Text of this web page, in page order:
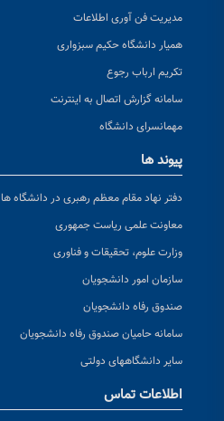
مدیریت فن آوری اطلاعات
همیار دانشگاه حکیم سبزواری
تکریم ارباب رجوع
سامانه گزارش اتصال به اینترنت
مهمانسرای دانشگاه
پیوند ها
دفتر نهاد مقام معظم رهبری در دانشگاه ها
معاونت علمی ریاست جمهوری
وزارت علوم، تحقیقات و فناوری
سازمان امور دانشجویان
صندوق رفاه دانشجویان
سامانه حامیان صندوق رفاه دانشجویان
سایر دانشگاههای دولتی
اطلاعات تماس